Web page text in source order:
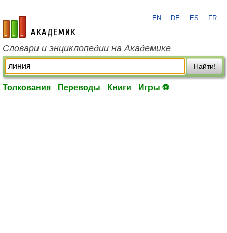
academic.ru
EN DE ES FR
Словари и энциклопедии на Академике
Найти!
Толкования Переводы Книги Игры ⚽